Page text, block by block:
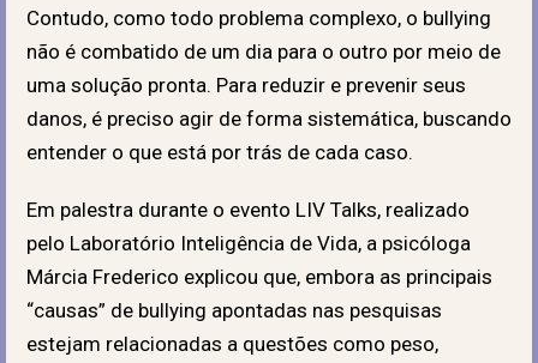
Contudo, como todo problema complexo, o bullying
não é combatido de um dia para o outro por meio de
uma solução pronta. Para reduzir e prevenir seus
danos, é preciso agir de forma sistemática, buscando
entender o que está por trás de cada caso.
Em palestra durante o evento LIV Talks, realizado
pelo Laboratório Inteligência de Vida, a psicóloga
Márcia Frederico explicou que, embora as principais
“causas” de bullying apontadas nas pesquisas
estejam relacionadas a questões como peso,